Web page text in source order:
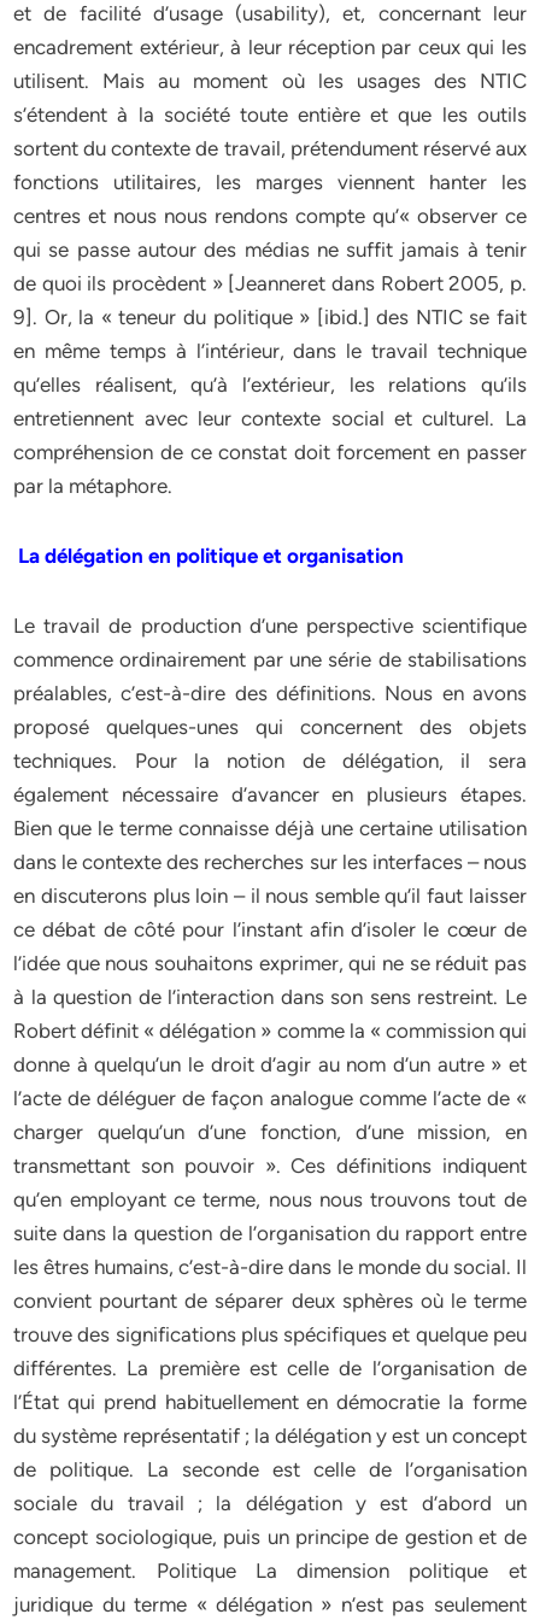
et de facilité d’usage (usability), et, concernant leur
encadrement extérieur, à leur réception par ceux qui les
utilisent. Mais au moment où les usages des NTIC
s’étendent à la société toute entière et que les outils
sortent du contexte de travail, prétendument réservé aux
fonctions utilitaires, les marges viennent hanter les
centres et nous nous rendons compte qu’« observer ce
qui se passe autour des médias ne suffit jamais à tenir
de quoi ils procèdent » [Jeanneret dans Robert 2005, p.
9]. Or, la « teneur du politique » [ibid.] des NTIC se fait
en même temps à l’intérieur, dans le travail technique
qu’elles réalisent, qu’à l’extérieur, les relations qu’ils
entretiennent avec leur contexte social et culturel. La
compréhension de ce constat doit forcement en passer
par la métaphore.
La délégation en politique et organisation
Le travail de production d’une perspective scientifique
commence ordinairement par une série de stabilisations
préalables, c’est-à-dire des définitions. Nous en avons
proposé quelques-unes qui concernent des objets
techniques. Pour la notion de délégation, il sera
également nécessaire d’avancer en plusieurs étapes.
Bien que le terme connaisse déjà une certaine utilisation
dans le contexte des recherches sur les interfaces – nous
en discuterons plus loin – il nous semble qu’il faut laisser
ce débat de côté pour l’instant afin d’isoler le cœur de
l’idée que nous souhaitons exprimer, qui ne se réduit pas
à la question de l’interaction dans son sens restreint. Le
Robert définit « délégation » comme la « commission qui
donne à quelqu’un le droit d’agir au nom d’un autre » et
l’acte de déléguer de façon analogue comme l’acte de «
charger quelqu’un d’une fonction, d’une mission, en
transmettant son pouvoir ». Ces définitions indiquent
qu’en employant ce terme, nous nous trouvons tout de
suite dans la question de l’organisation du rapport entre
les êtres humains, c’est-à-dire dans le monde du social. Il
convient pourtant de séparer deux sphères où le terme
trouve des significations plus spécifiques et quelque peu
différentes. La première est celle de l’organisation de
l’État qui prend habituellement en démocratie la forme
du système représentatif ; la délégation y est un concept
de politique. La seconde est celle de l’organisation
sociale du travail ; la délégation y est d’abord un
concept sociologique, puis un principe de gestion et de
management. Politique La dimension politique et
juridique du terme « délégation » n’est pas seulement